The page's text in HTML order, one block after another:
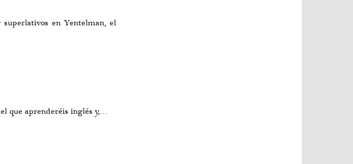
en Yentelman, el
que aprenderéis inglés y,…